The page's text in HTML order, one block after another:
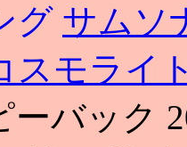
グ サムソ
スモライ
ーバック